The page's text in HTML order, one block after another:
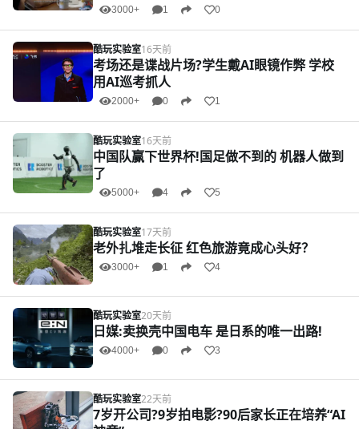
3000+ 1 0
酷玩实验室16天前
考场还是谍战片场?学生戴AI眼镜作弊 学校
用AI巡考抓人
2000+ 0 1
酷玩实验室16天前
中国队赢下世界杯!国足做不到的 机器人做到
了
5000+ 4 5
酷玩实验室17天前
老外扎堆走长征 红色旅游竟成心头好？
3000+ 1 4
酷玩实验室20天前
日媒:卖换壳中国电车 是日系的唯一出路!
4000+ 0 3
酷玩实验室22天前
7岁开公司?9岁拍电影?90后家长正在培养“AI